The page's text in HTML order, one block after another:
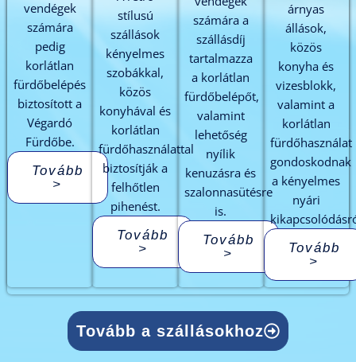
vendégek
számára
pedig
korlátlan
fürdőbelépés
biztosított a
Végardó
Fürdőbe.
Tovább
>
stílusú
szállások
kényelmes
szobákkal,
közös
konyhával és
korlátlan
fürdőhasználattal
biztosítják a
felhőtlen
pihenést.
Tovább
>
számára a
szállásdíj
tartalmazza
a korlátlan
fürdőbelépőt,
valamint
lehetőség
nyílik
kenuzásra és
szalonnasütésre
is.
Tovább
>
árnyas
állások,
közös
konyha és
vizesblokk,
valamint a
korlátlan
fürdőhasználat
gondoskodnak
a kényelmes
nyári
Tovább
>
Tovább a szállásokhoz